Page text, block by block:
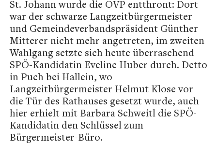
St. Johann wurde die ÖVP entthront: Dort
war der schwarze Langzeitbürgermeister
und Gemeindeverbandspräsident Günther
Mitterer nicht mehr angetreten, im zweiten
Wahlgang setzte sich heute überraschend
SPÖ-Kandidatin Eveline Huber durch. Detto
in Puch bei Hallein, wo
Langzeitbürgermeister Helmut Klose vor
die Tür des Rathauses gesetzt wurde, auch
hier erhielt mit Barbara Schweitl die SPÖ-
Kandidatin den Schlüssel zum
Bürgermeister-Büro.